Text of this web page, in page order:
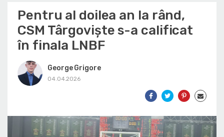
Pentru al doilea an la rând,
CSM Târgoviște s-a calificat
în finala LNBF
George Grigore
04.04.2026